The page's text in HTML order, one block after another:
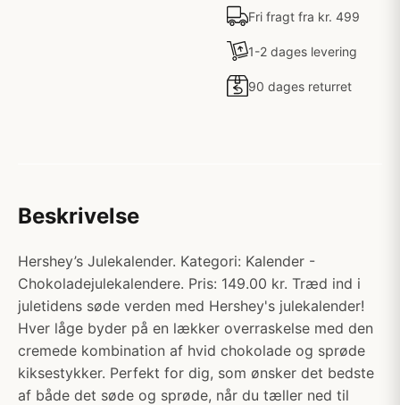
Fri fragt fra kr. 499
1-2 dages levering
90 dages returret
Beskrivelse
Hershey’s Julekalender. Kategori: Kalender -
Chokoladejulekalendere. Pris: 149.00 kr. Træd ind i
juletidens søde verden med Hershey's julekalender!
Hver låge byder på en lækker overraskelse med den
cremede kombination af hvid chokolade og sprøde
kiksestykker. Perfekt for dig, som ønsker det bedste
af både det søde og sprøde, når du tæller ned til